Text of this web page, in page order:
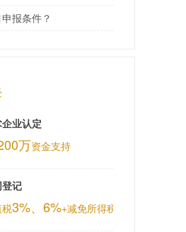
报条件？
业认定
万资金支持
记
3%、6%+减免所得税